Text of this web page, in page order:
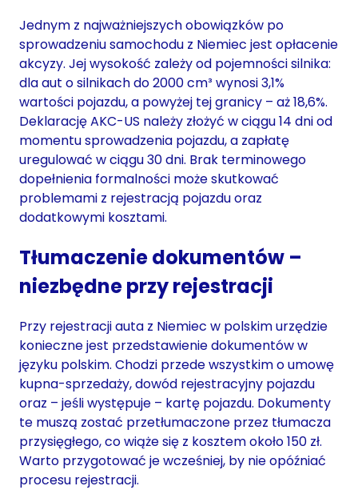
Jednym z najważniejszych obowiązków po
sprowadzeniu samochodu z Niemiec jest opłacenie
akcyzy. Jej wysokość zależy od pojemności silnika:
dla aut o silnikach do 2000 cm³ wynosi 3,1%
wartości pojazdu, a powyżej tej granicy – aż 18,6%.
Deklarację AKC-US należy złożyć w ciągu 14 dni od
momentu sprowadzenia pojazdu, a zapłatę
uregulować w ciągu 30 dni. Brak terminowego
dopełnienia formalności może skutkować
problemami z rejestracją pojazdu oraz
dodatkowymi kosztami.
Tłumaczenie dokumentów –
niezbędne przy rejestracji
Przy rejestracji auta z Niemiec w polskim urzędzie
konieczne jest przedstawienie dokumentów w
języku polskim. Chodzi przede wszystkim o umowę
kupna-sprzedaży, dowód rejestracyjny pojazdu
oraz – jeśli występuje – kartę pojazdu. Dokumenty
te muszą zostać przetłumaczone przez tłumacza
przysięgłego, co wiąże się z kosztem około 150 zł.
Warto przygotować je wcześniej, by nie opóźniać
procesu rejestracji.